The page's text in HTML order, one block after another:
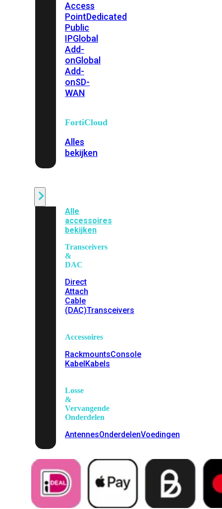
Access
PointDedicated
Public
IPGlobal
Add-
onGlobal
Add-
onSD-
WAN
FortiCloud
Alles
bekijken
Alle
accessoires
bekijken
Transceivers
&
DAC
Direct
Attach
Cable
(DAC)Transceivers
Accessoires
RackmountsConsole
KabelKabels
Losse
&
Vervangende
Onderdelen
AntennesOnderdelenVoedingen